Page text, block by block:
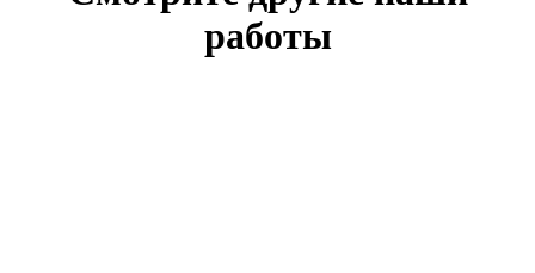
работы